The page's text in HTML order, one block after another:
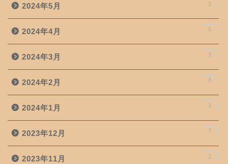
2024年5月 2
2024年4月 5
2024年3月 3
2024年2月 8
2024年1月 3
2023年12月 7
2023年11月 2